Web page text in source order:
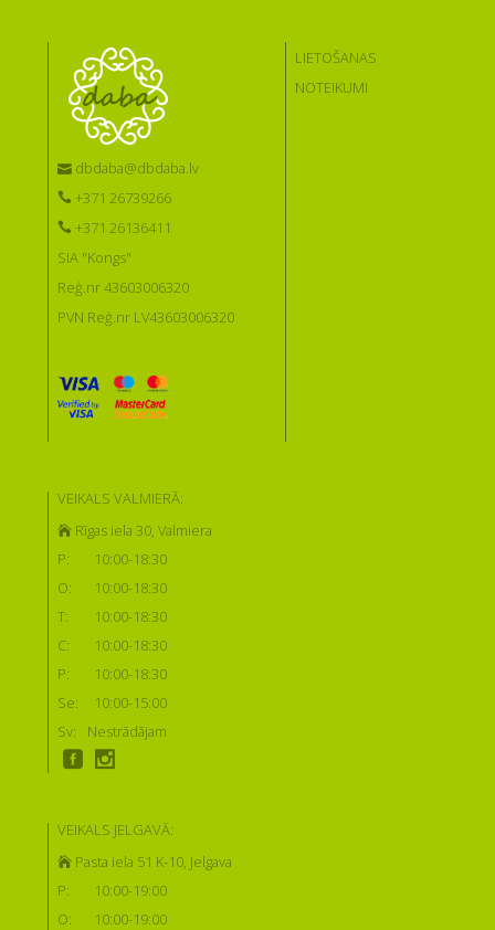
dbdaba@dbdaba.lv
+371 26739266
+371 26136411
SIA "Kongs"
Reģ.nr 43603006320
PVN Reģ.nr LV43603006320
LIETOŠANAS
NOTEIKUMI
VEIKALS VALMIERĀ:
Rīgas iela 30, Valmiera
P:
10:00-18:30
O:
10:00-18:30
T:
10:00-18:30
C:
10:00-18:30
P:
10:00-18:30
Se:
10:00-15:00
Sv:
Nestrādājam
VEIKALS JELGAVĀ:
Pasta iela 51 K-10, Jelgava
P:
10:00-19:00
O:
10:00-19:00